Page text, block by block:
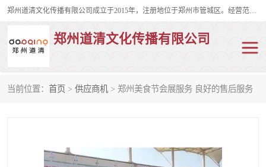
郑州道清文化传播有限公司成立于2015年，注册地位于郑州市管城区。经营范围包括会议及展览服务、庆典礼仪策划、企业形象策划、企业管理咨询、计算机图文设计、制作等。主要产品服务有：舞台桁架搭建，背景板搭建，灯光音响，雷亚舞台搭建、龙门架搭建、会议桌椅租赁、灯光音响租赁、空飘出租、气柱拱门租赁、喷绘写真制作、kt板制作。
郑州道清文化传播有限公司
当前位置： 首页 > 供应商机 > 郑州美食节会展服务 良好的售后服务
活动策划 truss架出租